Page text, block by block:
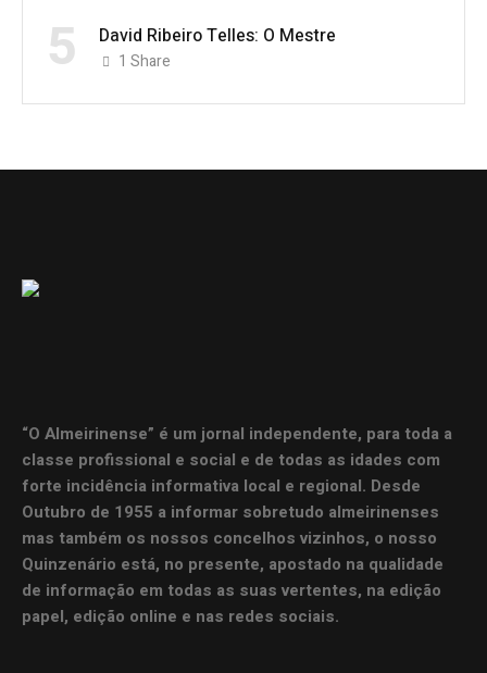
5 David Ribeiro Telles: O Mestre
1 Share
“O Almeirinense” é um jornal independente, para toda a
classe profissional e social e de todas as idades com
forte incidência informativa local e regional. Desde
Outubro de 1955 a informar sobretudo almeirinenses
mas também os nossos concelhos vizinhos, o nosso
Quinzenário está, no presente, apostado na qualidade
de informação em todas as suas vertentes, na edição
papel, edição online e nas redes sociais.